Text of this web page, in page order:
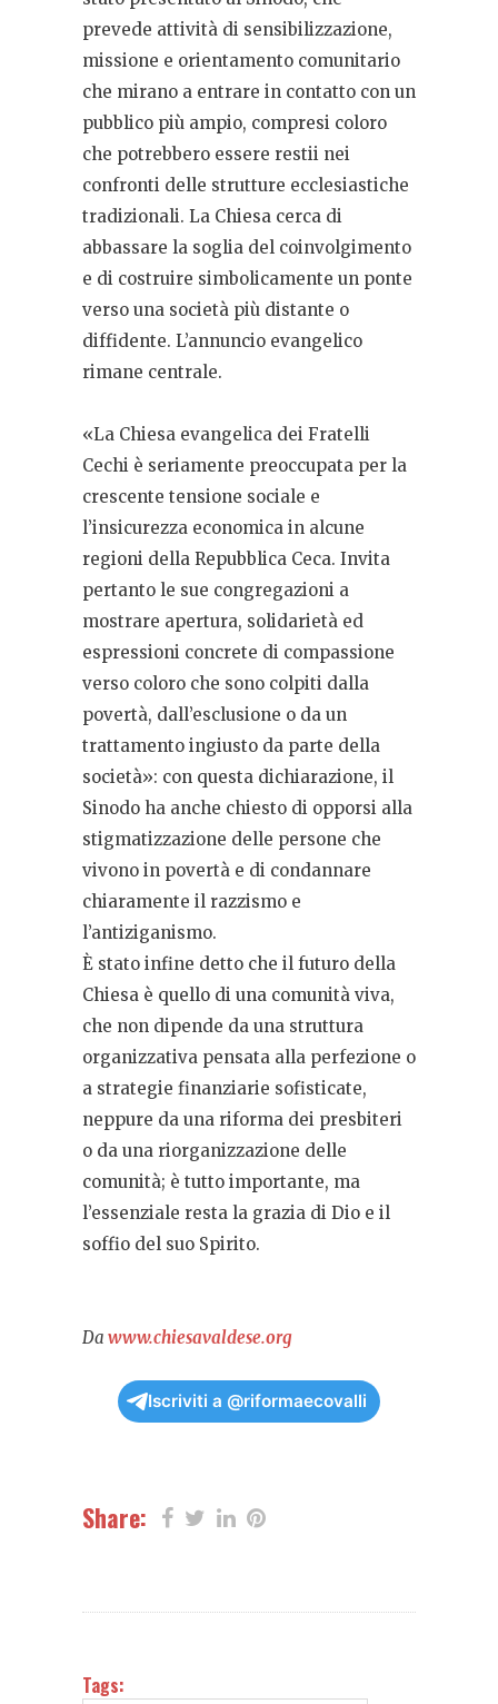
prevede attività di sensibilizzazione,
missione e orientamento comunitario
che mirano a entrare in contatto con un
pubblico più ampio, compresi coloro
che potrebbero essere restii nei
confronti delle strutture ecclesiastiche
tradizionali. La Chiesa cerca di
abbassare la soglia del coinvolgimento
e di costruire simbolicamente un ponte
verso una società più distante o
diffidente. L’annuncio evangelico
rimane centrale.
«La Chiesa evangelica dei Fratelli
Cechi è seriamente preoccupata per la
crescente tensione sociale e
l’insicurezza economica in alcune
regioni della Repubblica Ceca. Invita
pertanto le sue congregazioni a
mostrare apertura, solidarietà ed
espressioni concrete di compassione
verso coloro che sono colpiti dalla
povertà, dall’esclusione o da un
trattamento ingiusto da parte della
società»: con questa dichiarazione, il
Sinodo ha anche chiesto di opporsi alla
stigmatizzazione delle persone che
vivono in povertà e di condannare
chiaramente il razzismo e
l’antiziganismo.
È stato infine detto che il futuro della
Chiesa è quello di una comunità viva,
che non dipende da una struttura
organizzativa pensata alla perfezione o
a strategie finanziarie sofisticate,
neppure da una riforma dei presbiteri
o da una riorganizzazione delle
comunità; è tutto importante, ma
l’essenziale resta la grazia di Dio e il
soffio del suo Spirito.
Da www.chiesavaldese.org
Iscriviti a @riformaecovalli
Share:
Tags: